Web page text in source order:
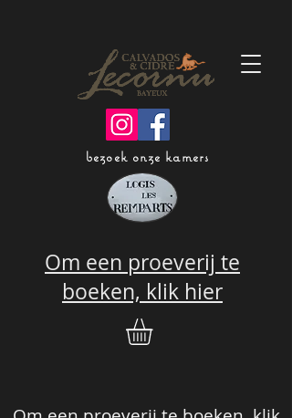
bezoek onze kamers
Om een proeverij te
boeken, klik hier